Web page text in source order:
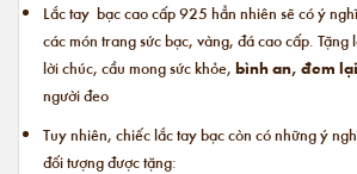
Lắc tay bạc cao cấp 925 hẳn nhiên sẽ có ý
các món trang sức bạc, vàng, đá cao cấp. Tặng
lời chúc, cầu mong sức khỏe, bình an, đem
người đeo
Tuy nhiên, chiếc lắc tay bạc còn có những ý
đối tượng được tặng: